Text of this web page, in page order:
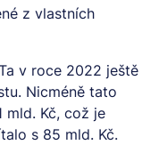
z vlastních
v roce 2022 ještě
Nicméně tato
mld. Kč, což je
s 85 mld. Kč.